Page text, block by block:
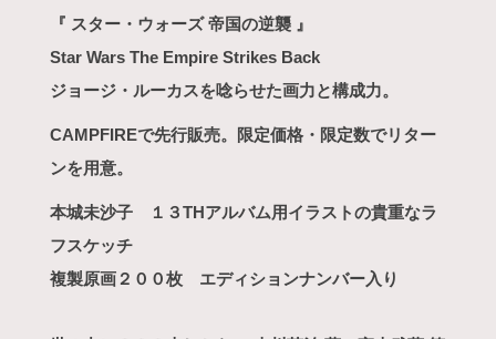
『 スター・ウォーズ 帝国の逆襲 』
Star Wars The Empire Strikes Back
ジョージ・ルーカスを唸らせた画力と構成力。
CAMPFIREで先行販売。限定価格・限定数でリター
ンを用意。
本城未沙子 １３THアルバム用イラストの貴重なラ
フスケッチ
複製原画２００枚 エディションナンバー入り